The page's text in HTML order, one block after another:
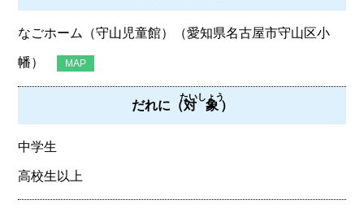
なごホーム（守山児童館）（愛知県名古屋市守山区小
幡） MAP
だれに（対象
たいしょう
）
中学生
高校生以上